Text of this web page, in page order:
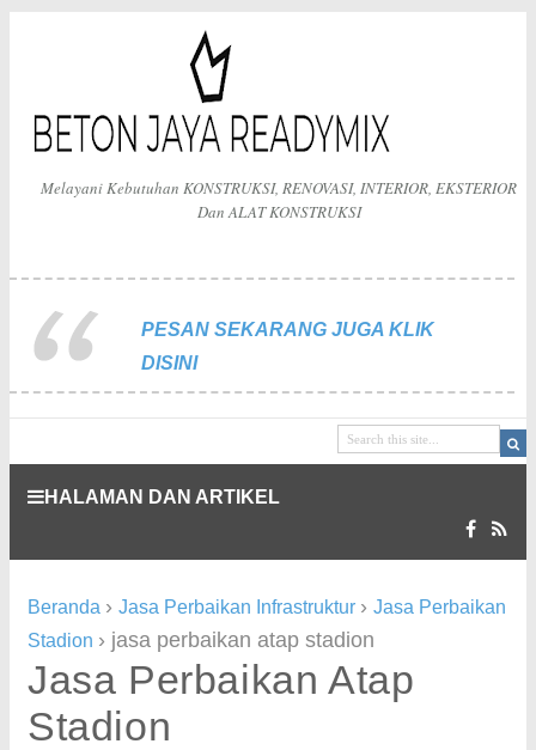
Melayani Kebutuhan KONSTRUKSI, RENOVASI, INTERIOR, EKSTERIOR
Dan ALAT KONSTRUKSI
PESAN SEKARANG JUGA KLIK
DISINI
HALAMAN DAN ARTIKEL
Beranda › Jasa Perbaikan Infrastruktur › Jasa Perbaikan
Stadion › jasa perbaikan atap stadion
Jasa Perbaikan Atap
Stadion